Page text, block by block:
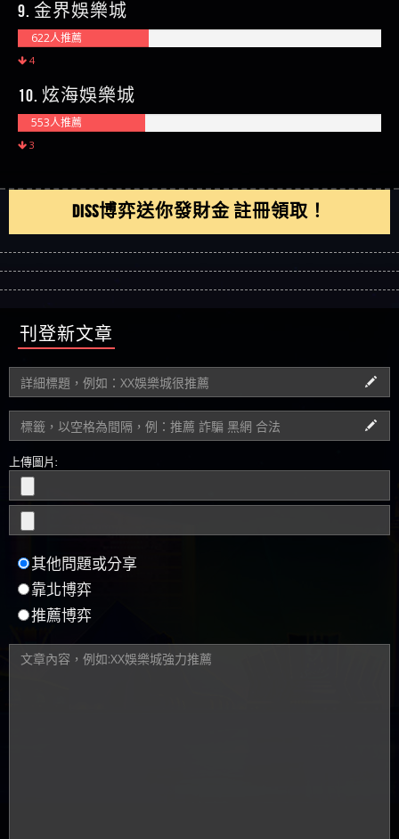
9. 金界娛樂城
622人推薦
4
10. 炫海娛樂城
553人推薦
3
DISS博弈送你發財金 註冊領取！
刊登新文章
上傳圖片:
其他問題或分享
靠北博弈
推薦博弈